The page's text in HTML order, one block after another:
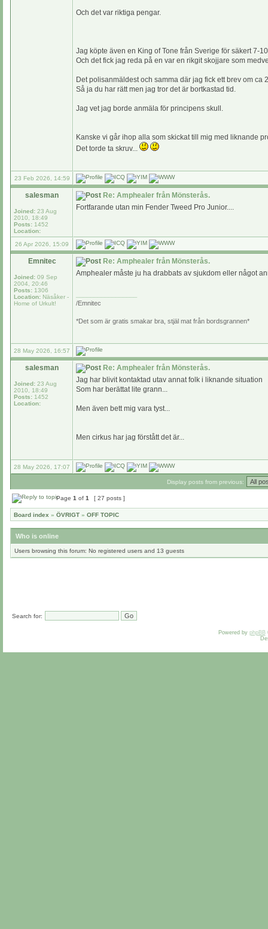
Och det var riktiga pengar.
Jag köpte även en King of Tone från Sverige för säkert 7-
Och det fick jag reda på en var en rikgit skojjare som
Det polisanmäldest och samma där jag fick ett brev om ca
Så ja du har rätt men jag tror det är bortkastad tid.
Jag vet jag borde anmäla för principens skull.
Kanske vi går ihop alla som skickat till mig med liknande
Det torde ta skruv...
23 Feb 2026, 14:59
salesman
Joined: 23 Aug
2010, 18:49
Posts: 1452
Location:
Re: Amphealer från Mönsterås.
Fortfarande utan min Fender Tweed Pro Junior....
26 Apr 2026, 15:09
Emnitec
Joined: 09 Sep
2004, 20:46
Posts: 1306
Location: Näsåker -
Home of Urkult!
Re: Amphealer från Mönsterås.
Amphealer måste ju ha drabbats av sjukdom eller något
/Emnitec
*Det som är gratis smakar bra, stjäl mat från bordsgrannen*
28 May 2026, 16:57
salesman
Joined: 23 Aug
2010, 18:49
Posts: 1452
Location:
Re: Amphealer från Mönsterås.
Jag har blivit kontaktad utav annat folk i liknande situation
Som har berättat lite grann...
Men även bett mig vara tyst...
Men cirkus har jag förstått det är...
28 May 2026, 17:07
Display posts from previous:
Page 1 of 1 [ 27 posts ]
Board index » ÖVRIGT » OFF TOPIC
Who is online
Users browsing this forum: No registered users and 13 guests
Search for:
Powered by phpBB